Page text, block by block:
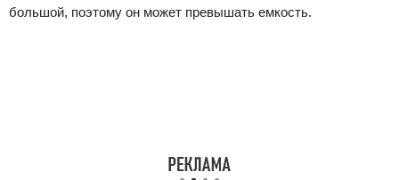
большой, поэтому он может превышать емкость.